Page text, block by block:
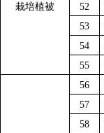
栽培植被 52
53
54
55
56
57
58